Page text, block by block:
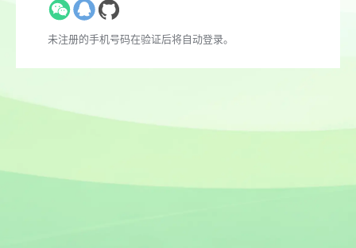
未注册的手机号码在验证后将自动登录。